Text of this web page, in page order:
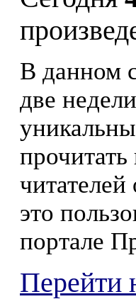
В данном
две
это
портале
Перейти